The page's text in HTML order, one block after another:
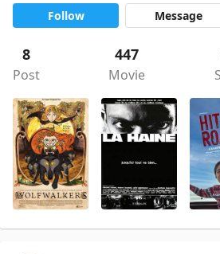
Follow Message
8
Post
447
Movie